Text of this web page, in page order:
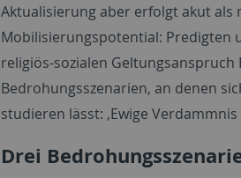
Aktualisierung aber erfolgt akut
Mobilisierungspotential: Predigten
religiös-sozialen
Bedrohungsszenarien, an denen
studieren lässt: ‚Ewige
Drei